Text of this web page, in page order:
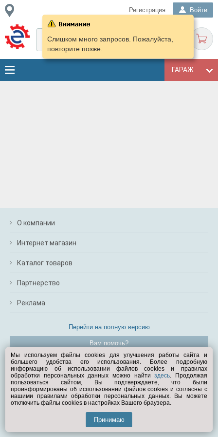
Регистрация Войти
ГАРАЖ
Слишком много запросов. Пожалуйста,
повторите позже.
О компании
Интернет магазин
Каталог товаров
Партнерство
Реклама
Перейти на полную версию
Вам помочь?
© Exist.ru 1998—2026
Мы используем файлы cookies для улучшения работы сайта и
большего удобства его использования. Более подробную
информацию об использовании файлов cookies и правилах
обработки персональных данных можно найтиздесь. Продолжая
пользоваться сайтом, Вы подтверждаете, что были
проинформированы об использовании файлов cookies и согласны с
нашими правилами обработки персональных данных. Вы можете
отключить файлы cookies в настройках Вашего браузера.
Принимаю